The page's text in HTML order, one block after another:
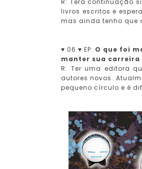
livros escritos e
mas ainda tenho que
♥ 06 ♥ EP: O que foi
manter sua carreira
R: Ter uma editora
autores novos.
pequeno círculo e é